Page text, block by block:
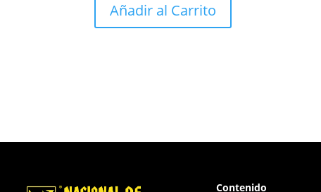
Añadir al Carrito
Contenido